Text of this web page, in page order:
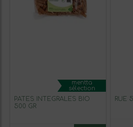
mentta
sélection
PÂTES INTÉGRALES BIO
500 GR
RUE